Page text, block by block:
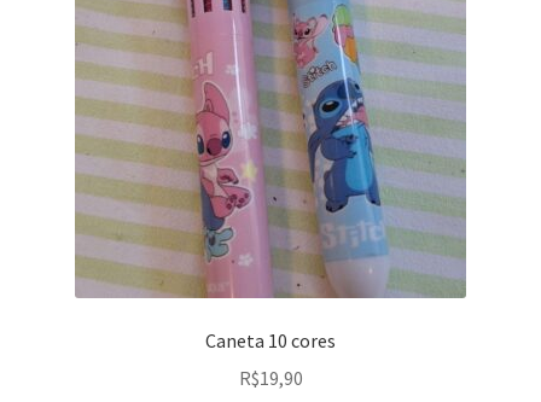
Caneta 10 cores
R$19,90